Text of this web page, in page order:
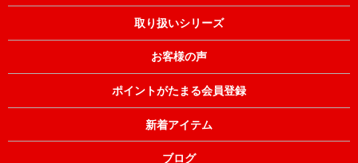
取り扱いシリーズ
お客様の声
ポイントがたまる会員登録
新着アイテム
ブログ